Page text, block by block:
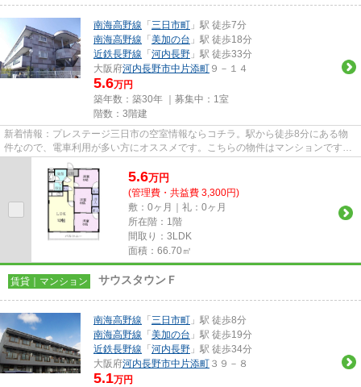
南海高野線 「 三日市町 」駅 徒歩7分
南海高野線 「 美加の台 」駅 徒歩18分
近鉄長野線 「 河内長野 」駅 徒歩33分
大阪府河内長野市中片添町 ９－１４
5.6万円
築年数：築30年 ｜募集中： 1室
階数：3階建
新着情報：プレステージ三日市の空室情報ならコチラ。駅から徒歩8分にある物
件なので、電車利用が多い方にオススメです。こちらの物件はマンションです。
賃貸物件をお探しなら、当社に...
5.6万円
(管理費・共益費 3,300円)
敷：0ヶ月｜礼：0ヶ月
所在階：1階
間取り：3LDK
面積：66.70㎡
賃貸｜マンション サウスタウンＦ
南海高野線 「 三日市町 」駅 徒歩8分
南海高野線 「 美加の台 」駅 徒歩19分
近鉄長野線 「 河内長野 」駅 徒歩34分
大阪府河内長野市中片添町 ３９－８
5.1万円